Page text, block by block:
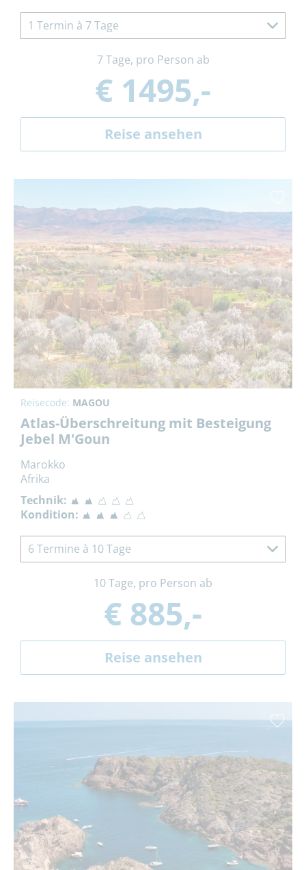
1 Termin à 7 Tage
7 Tage, pro Person ab
€ 1495,-
Reise ansehen
Reisecode: MAGOU
Atlas-Überschreitung mit Besteigung
Jebel M'Goun
Marokko
Afrika
Technik:
Kondition:
6 Termine à 10 Tage
10 Tage, pro Person ab
€ 885,-
Reise ansehen